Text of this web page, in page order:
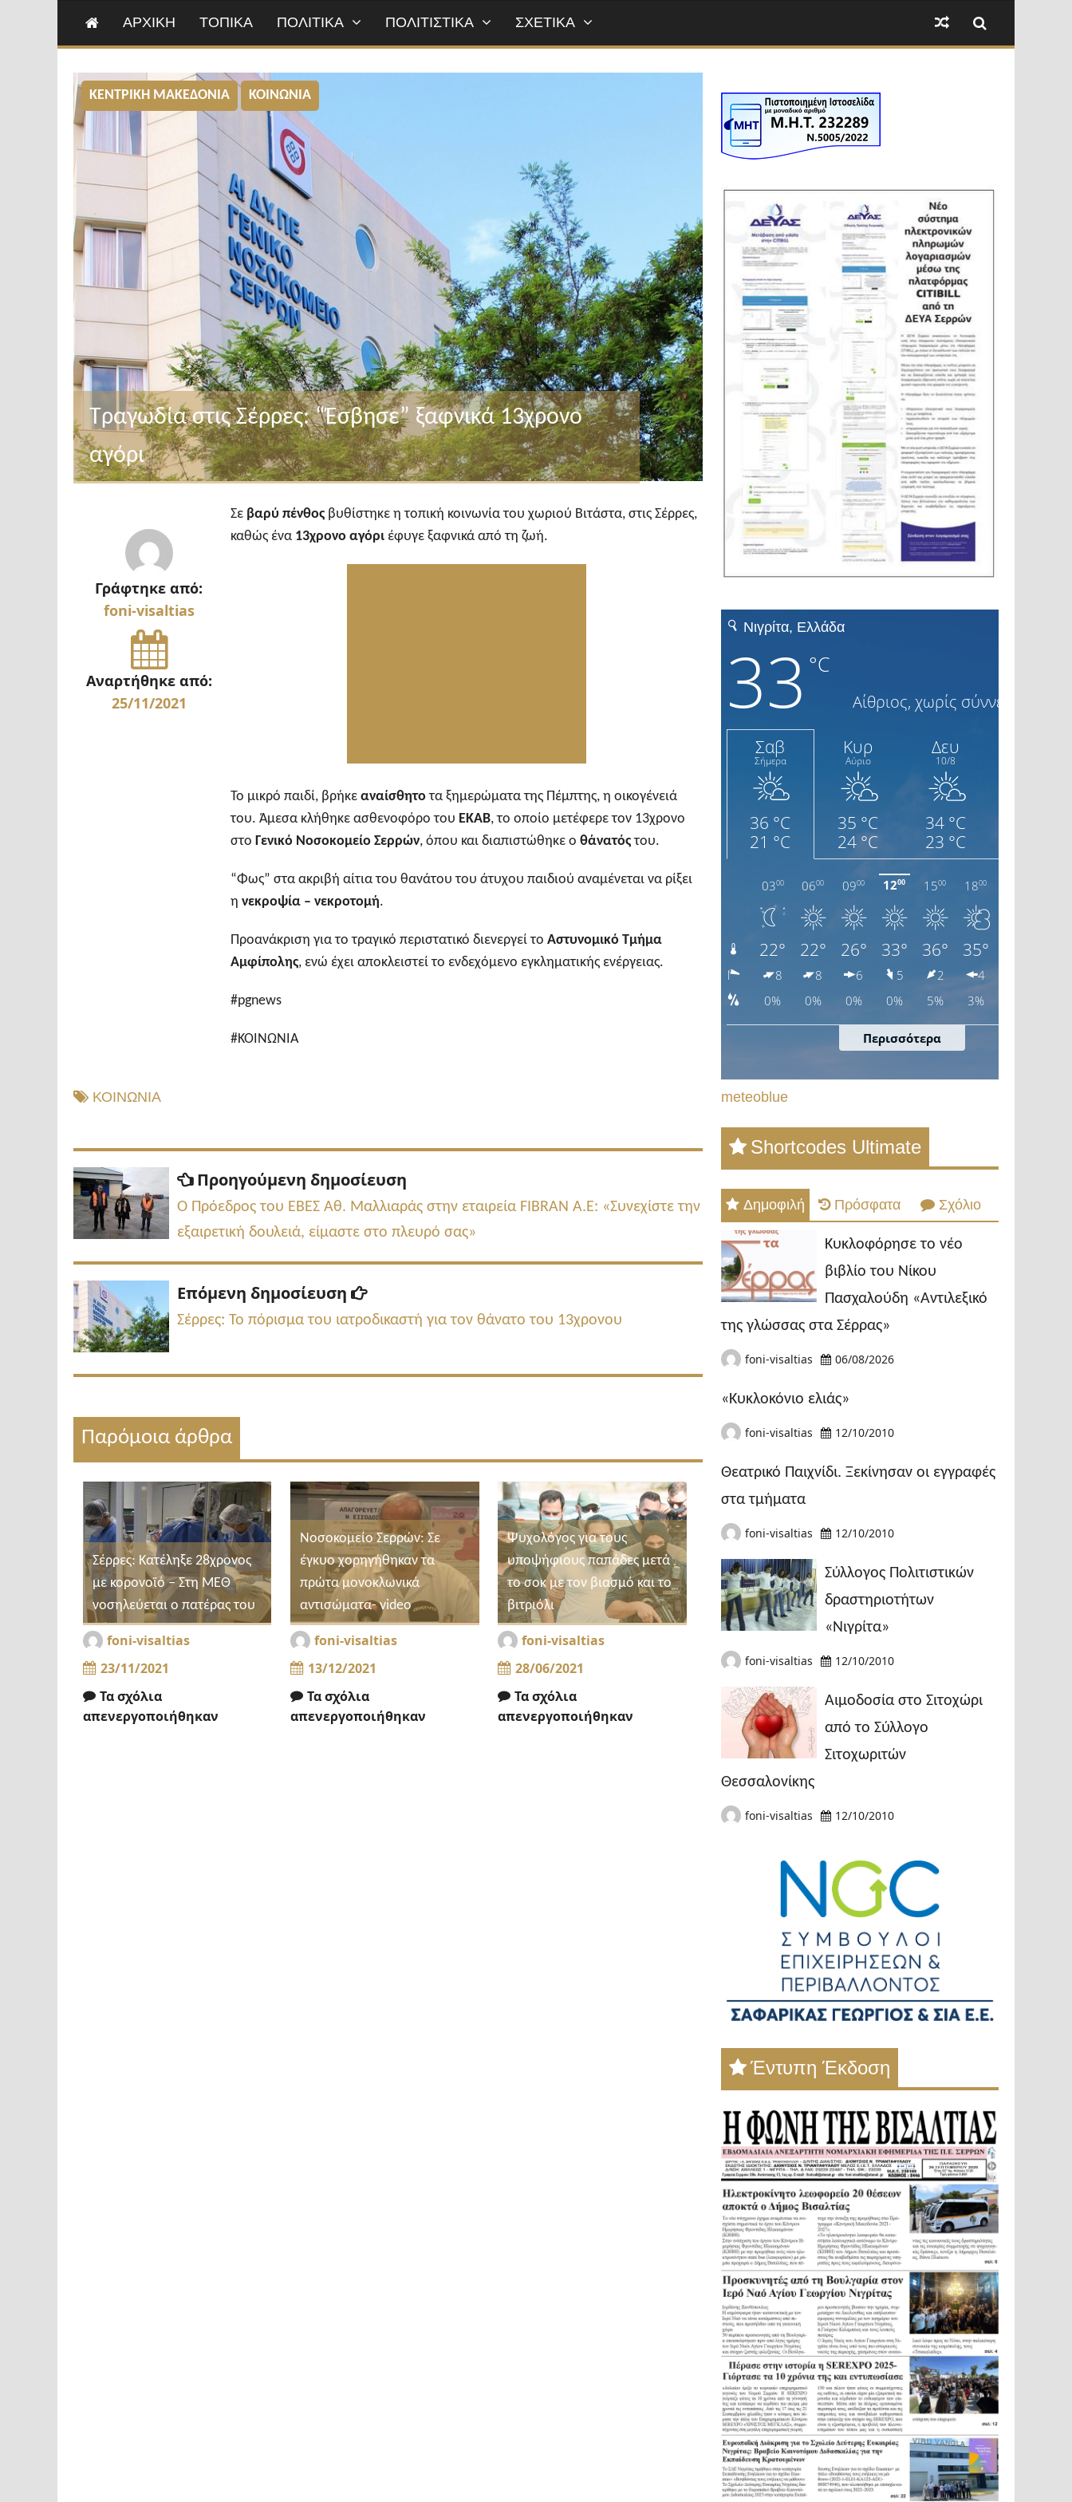
ΑΡΧΙΚΗ ΤΟΠΙΚΑ ΠΟΛΙΤΙΚΑ ΠΟΛΙΤΙΣΤΙΚΑ ΣΧΕΤΙΚΑ
ΚΕΝΤΡΙΚΗ ΜΑΚΕΔΟΝΙΑ ΚΟΙΝΩΝΙΑ
Τραγωδία στις Σέρρες: “Έσβησε” ξαφνικά 13χρονο
αγόρι
Γράφτηκε από:
foni-visaltias
Αναρτήθηκε από:
25/11/2021
Σε βαρύ πένθος βυθίστηκε η τοπική κοινωνία του χωριού Βιτάστα, στις Σέρρες,
καθώς ένα 13χρονο αγόρι έφυγε ξαφνικά από τη ζωή.
Το μικρό παιδί, βρήκεαναίσθητοτα ξημερώματα της Πέμπτης, η οικογένειά
του. Άμεσα κλήθηκε ασθενοφόρο του ΕΚΑΒ, το οποίο μετέφερε τον 13χρονο
στο Γενικό Νοσοκομείο Σερρών, όπου και διαπιστώθηκε οθάνατόςτου.
“Φως” στα ακριβή αίτια του θανάτου του άτυχου παιδιού αναμένεται να ρίξει
ηνεκροψία – νεκροτομή.
Προανάκριση για το τραγικό περιστατικό διενεργεί τοΑστυνομικό Τμήμα
Αμφίπολης, ενώ έχει αποκλειστεί το ενδεχόμενο εγκληματικής ενέργειας.
#pgnews
#ΚΟΙΝΩΝΙΑ
ΚΟΙΝΩΝΙΑ
Πλοήγηση
άρθρων
Προηγούμενη δημοσίευση
δημοσίευση:
O Πρόεδρος του ΕΒΕΣ Αθ. Μαλλιαράς στην εταιρεία FΙΒRAN A.E: «Συνεχίστε την
εξαιρετική δουλειά, είμαστε στο πλευρό σας»
Επόμενη δημοσίευση
Επόμενη
δημοσίευση:
Σέρρες: Το πόρισμα του ιατροδικαστή για τον θάνατο του 13χρονου
Παρόμοια άρθρα
Σέρρες: Κατέληξε 28χρονος
με κορονοϊό – Στη ΜΕΘ
νοσηλεύεται ο πατέρας του
foni-visaltias
23/11/2021
Τα σχόλια
απενεργοποιήθηκαν
Νοσοκομείο Σερρών: Σε
έγκυο χορηγήθηκαν τα
πρώτα μονοκλωνικά
αντισώματα- video
foni-visaltias
13/12/2021
Τα σχόλια
απενεργοποιήθηκαν
Ψυχολόγος για τους
υποψήφιους παπάδες μετά
το σοκ με τον βιασμό και το
βιτριόλι
foni-visaltias
28/06/2021
Τα σχόλια
απενεργοποιήθηκαν
meteoblue
Shortcodes Ultimate
Δημοφιλή Πρόσφατα Σχόλιο
Κυκλοφόρησε το νέο
βιβλίο του Νίκου
Πασχαλούδη «Αντιλεξικό
της γλώσσας στα Σέρρας»
foni-visaltias 06/08/2026
«Κυκλοκόνιο ελιάς»
foni-visaltias 12/10/2010
Θεατρικό Παιχνίδι. Ξεκίνησαν οι εγγραφές
στα τμήματα
foni-visaltias 12/10/2010
Σύλλογος Πολιτιστικών
δραστηριοτήτων
«Νιγρίτα»
foni-visaltias 12/10/2010
Αιμοδοσία στο Σιτοχώρι
από το Σύλλογο
Σιτοχωριτών
Θεσσαλονίκης
foni-visaltias 12/10/2010
Έντυπη Έκδοση